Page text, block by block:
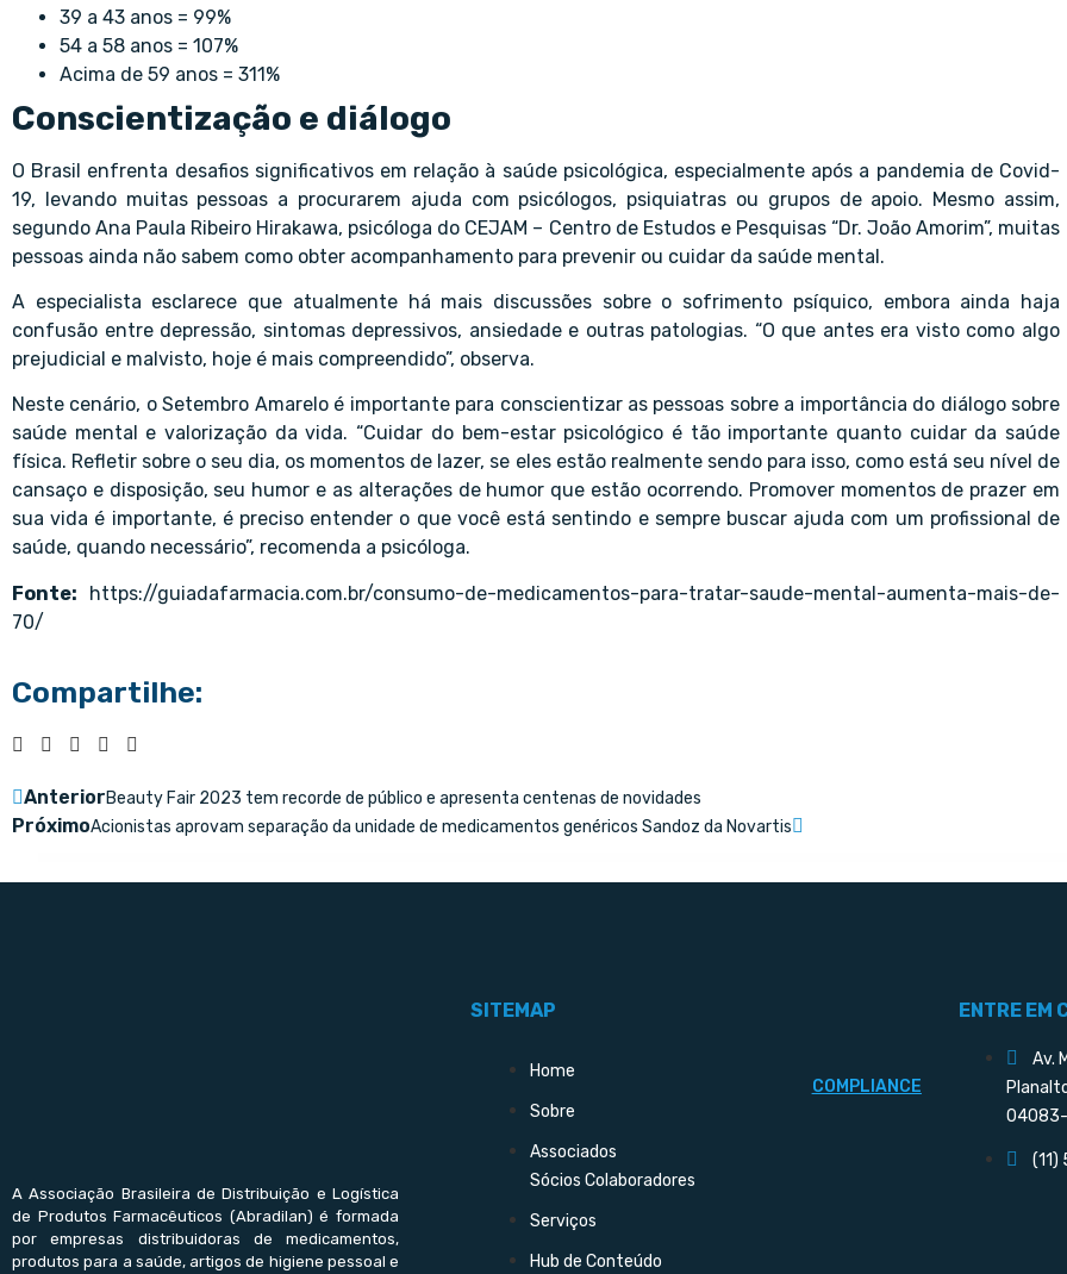
39 a 43 anos = 99%
54 a 58 anos = 107%
Acima de 59 anos = 311%
Conscientização e diálogo
O Brasil enfrenta desafios significativos em relação à saúde psicológica, especialmente após a pandemia de Covid-
19, levando muitas pessoas a procurarem ajuda com psicólogos, psiquiatras ou grupos de apoio. Mesmo assim,
segundo Ana Paula Ribeiro Hirakawa, psicóloga do CEJAM – Centro de Estudos e Pesquisas “Dr. João Amorim”, muitas
pessoas ainda não sabem como obter acompanhamento para prevenir ou cuidar da saúde mental.
A especialista esclarece que atualmente há mais discussões sobre o sofrimento psíquico, embora ainda haja
confusão entre depressão, sintomas depressivos, ansiedade e outras patologias. “O que antes era visto como algo
prejudicial e malvisto, hoje é mais compreendido”, observa.
Neste cenário, o Setembro Amarelo é importante para conscientizar as pessoas sobre a importância do diálogo sobre
saúde mental e valorização da vida. “Cuidar do bem-estar psicológico é tão importante quanto cuidar da saúde
física. Refletir sobre o seu dia, os momentos de lazer, se eles estão realmente sendo para isso, como está seu nível de
cansaço e disposição, seu humor e as alterações de humor que estão ocorrendo. Promover momentos de prazer em
sua vida é importante, é preciso entender o que você está sentindo e sempre buscar ajuda com um profissional de
saúde, quando necessário”, recomenda a psicóloga.
Fonte:
https://guiadafarmacia.com.br/consumo-de-medicamentos-para-tratar-saude-mental-aumenta-mais-de-
70/
Compartilhe:
AnteriorBeauty Fair 2023 tem recorde de público e apresenta centenas de novidades
PróximoAcionistas aprovam separação da unidade de medicamentos genéricos Sandoz da Novartis
A Associação Brasileira de Distribuição e Logística
de Produtos Farmacêuticos (Abradilan) é formada
por empresas distribuidoras de medicamentos,
produtos para a saúde, artigos de higiene pessoal e
SITEMAP
Home
Sobre
Associados
Sócios Colaboradores
Serviços
Hub de Conteúdo
COMPLIANCE
ENTRE EM
Av.